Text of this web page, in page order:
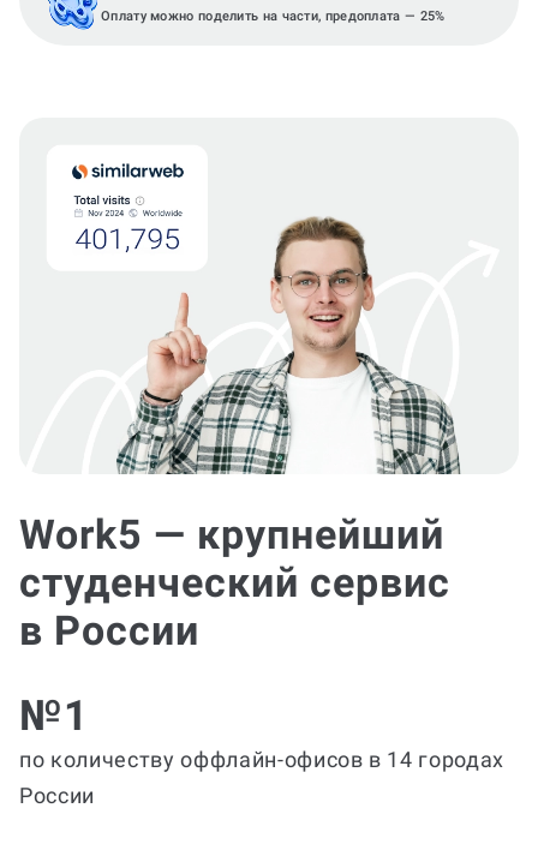
Оплату можно поделить на части, предоплата — 25%
Work5 — крупнейший
студенческий сервис
в России
№1
по количеству оффлайн-офисов в 14 городах
России